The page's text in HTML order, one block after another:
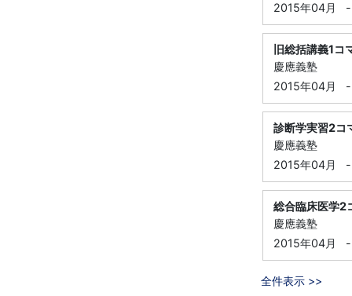
2015年04月
-
旧総括講義1コ
慶應義塾
2015年04月
-
診断学実習2コ
慶應義塾
2015年04月
-
総合臨床医学2
慶應義塾
2015年04月
-
全件表示 >>